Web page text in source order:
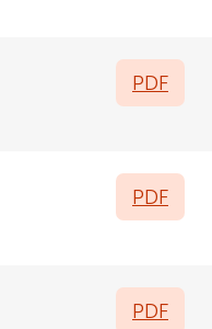
PDF
PDF
PDF